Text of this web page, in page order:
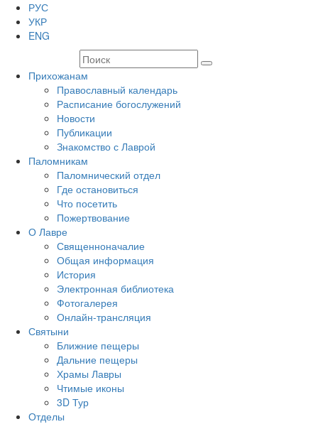
РУС
УКР
ENG
Прихожанам
Православный календарь
Расписание богослужений
Новости
Публикации
Знакомство с Лаврой
Паломникам
Паломнический отдел
Где остановиться
Что посетить
Пожертвование
О Лавре
Священноначалие
Общая информация
История
Электронная библиотека
Фотогалерея
Онлайн-трансляция
Святыни
Ближние пещеры
Дальние пещеры
Храмы Лавры
Чтимые иконы
3D Тур
Отделы